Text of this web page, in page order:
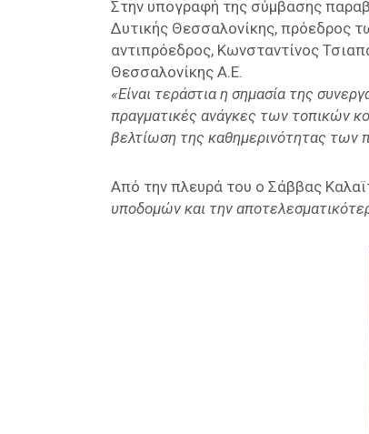
Στην υπογραφή της σύμβασης
Δυτικής Θεσσαλονίκης, πρόεδρος
αντιπρόεδρος, Κωνσταντίνος
Θεσσαλονίκης Α.Ε.
«Είναι τεράστια η σημασία της
πραγματικές ανάγκες των τοπικών
βελτίωση της καθημερινότητας των
Από την πλευρά του ο Σάββας
υποδομών και την